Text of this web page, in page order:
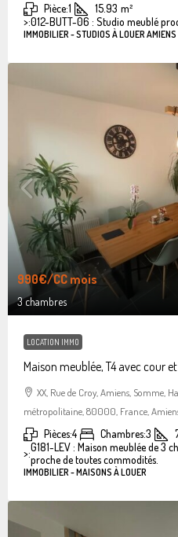
Pièce:1 15.93 m²
>:012-BUTT-06 : Studio meublé
IMMOBILIER - STUDIOS À LOUER AMIENS
990€/CC mois
3 chambres
LOCATION IMMO
Maison meublée, T4 avec cour
XX, Rue de Croy, Amiens, Somme,
métropolitaine, 80000, France,
Pièces:4 Chambres:3
>:G181-LEV : Maison meublée de 3
proche de toutes commodités.
IMMOBILIER - MAISONS À LOUER